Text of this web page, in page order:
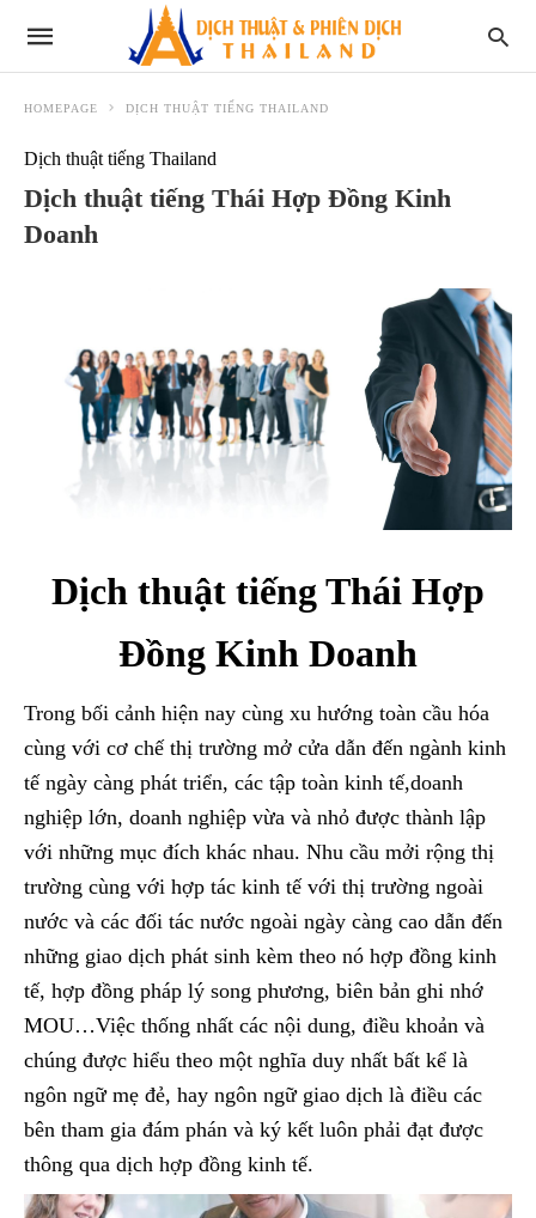
HOMEPAGE DỊCH THUẬT TIẾNG THAILAND
Dịch thuật tiếng Thailand
Dịch thuật tiếng Thái Hợp Đồng Kinh
Doanh
Dịch thuật tiếng Thái Hợp
Đồng Kinh Doanh
Trong bối cảnh hiện nay cùng xu hướng toàn cầu hóa
cùng với cơ chế thị trường mở cửa dẫn đến ngành kinh
tế ngày càng phát triển, các tập toàn kinh tế,doanh
nghiệp lớn, doanh nghiệp vừa và nhỏ được thành lập
với những mục đích khác nhau. Nhu cầu mởi rộng thị
trường cùng với hợp tác kinh tế với thị trường ngoài
nước và các đối tác nước ngoài ngày càng cao dẫn đến
những giao dịch phát sinh kèm theo nó hợp đồng kinh
tế, hợp đồng pháp lý song phương, biên bản ghi nhớ
MOU…Việc thống nhất các nội dung, điều khoản và
chúng được hiểu theo một nghĩa duy nhất bất kể là
ngôn ngữ mẹ đẻ, hay ngôn ngữ giao dịch là điều các
bên tham gia đám phán và ký kết luôn phải đạt được
thông qua dịch hợp đồng kinh tế.